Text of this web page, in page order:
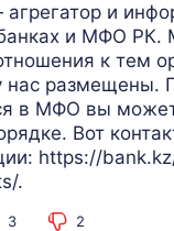
и
и МФО
к тем
нас размещены.
в МФО вы
Вот
https://
.
3 2